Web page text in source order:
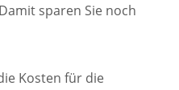
sparen Sie noch
Kosten für die